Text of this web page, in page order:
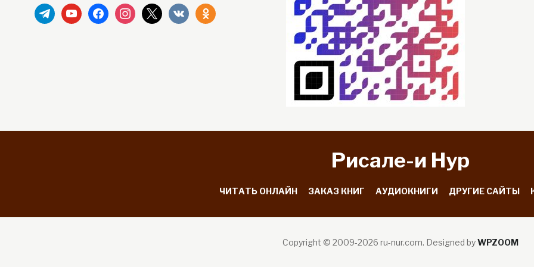
telegramyoutubefacebookinstagram
x vkontakteodnoklassniki
Рисале-и Hyp
ЧИТАТЬ ОНЛАЙН ЗАКАЗ КНИГ АУДИОКНИГИ ДРУГИЕ САЙТЫ
Copyright © 2009-2026 ru-nur.com. Designed byWPZOOM